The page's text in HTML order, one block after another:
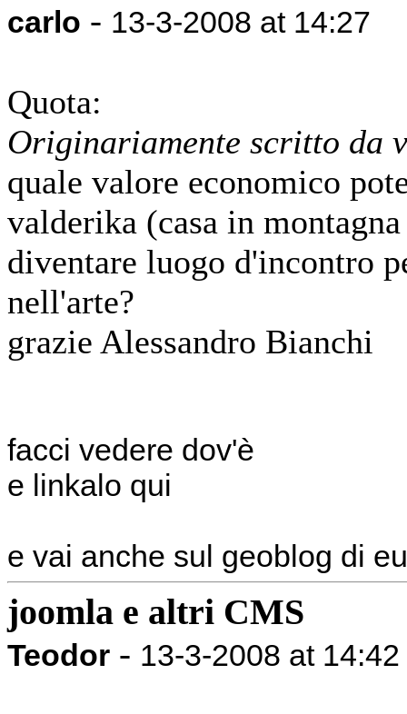
carlo - 13-3-2008 at 14:27
Quota:
Originariamente scritto da
quale valore economico
valderika (casa in
diventare luogo d'incontro
nell'arte?
grazie Alessandro Bianchi
facci vedere dov'è
e linkalo qui
e vai anche sul geoblog di
joomla e altri CMS
Teodor - 13-3-2008 at 14:42